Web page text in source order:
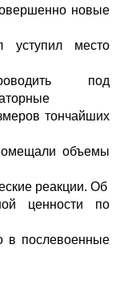
новые
уступил место
под
тончайших
объемы
реакции. Об
ценности по
в послевоенные